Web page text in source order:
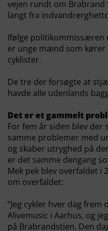
vejen rundt om Brabrand
langt fra
Ifølge politikommissæren
er unge mænd som kører
cyklister.
De tre der forsøgte at
havde alle udenlands
Det er et gammelt
For fem år siden blev der
samme problemer med
og skaber utryghed på
er det samme dengang
Mek pek blev overfaldet i
om overfaldet:
”Jeg cykler hver dag
Alivemusic i Aarhus, og
på Brabrandstien. Den